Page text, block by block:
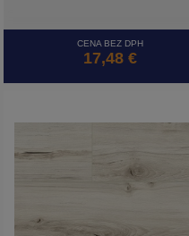
CENA BEZ DPH
17,48 €